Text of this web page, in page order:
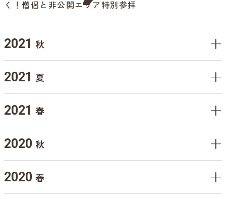
く！僧侶と非公開エリア特別参拝
2021 秋
2021 夏
2021 春
2020 秋
2020 春